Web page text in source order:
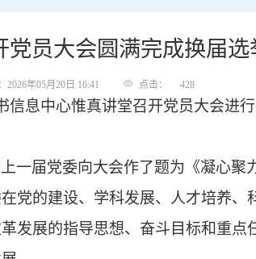
党员大会圆满完成换届选
2026年05月20日 16:41 点击： 428
信息中心惟真讲堂召开党员大会进行
一届党委向大会作了题为《凝心聚
党的建设、学科发展、人才培养
发展的指导思想、奋斗目标和重